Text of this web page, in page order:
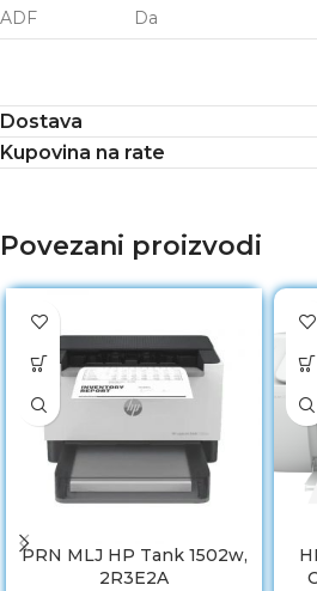
ADF
Da
Dostava
Kupovina na rate
Povezani proizvodi
PRN MLJ HP Tank 1502w,
2R3E2A